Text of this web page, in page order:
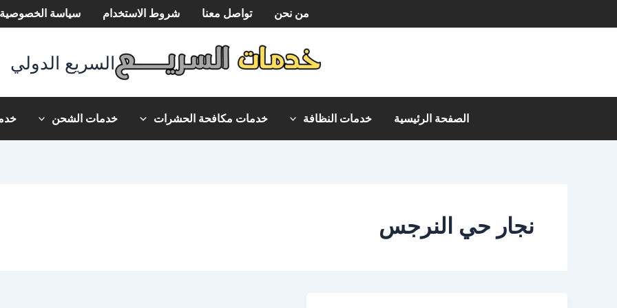
إلى
من نحن تواصل معنا شروط الاستخدام سياسة الخصوصية
السريع الدولي
الصفحة الرئيسية خدمات النظافة خدمات مكافحة الحشرات خدمات الشحن
نجار حي النرجس